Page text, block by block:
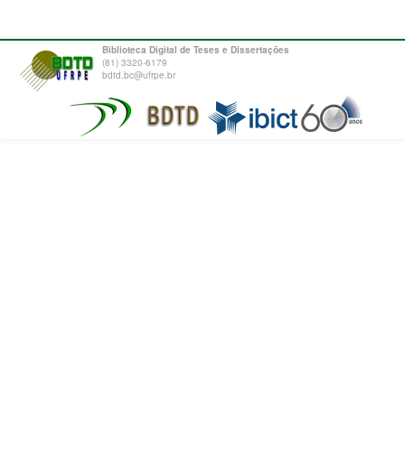
Biblioteca Digital de Teses e Dissertações
(81) 3320-6179
bdtd.bc@ufrpe.br